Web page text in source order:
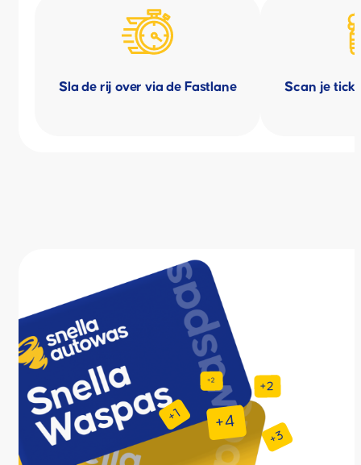
Sla de rij over via de Fastlane Scan je